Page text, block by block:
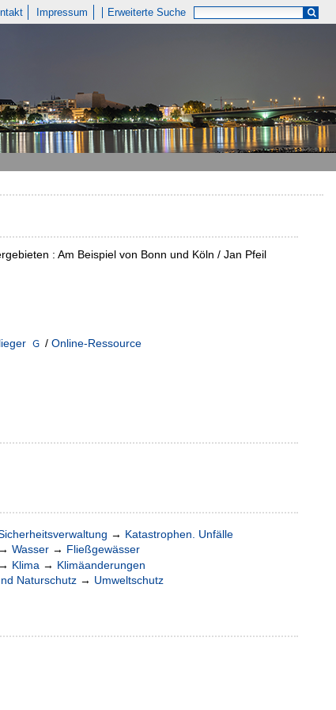
Impressum Erweiterte Suche
: Am Beispiel von Bonn und Köln / Jan Pfeil
/ Online-Ressource
→ Katastrophen. Unfälle
→ Wasser → Fließgewässer
→ Klima → Klimäanderungen
Naturschutz → Umweltschutz